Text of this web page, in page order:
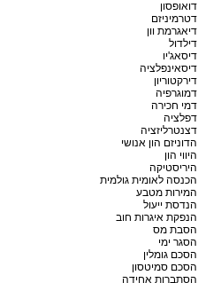
דואופסון
דטרמיניזם
דיאגרמת וון
דילדול
דיסאג'יו
דיסאינפלציה
דירקטוריון
דמוגרפיה
דמי חכירה
דפלציה
דצנטרליזציה
הדוניזם הון אנושי
היווי הון
היריסטיקה
הכנסה לאומית גולמית
המירות מטבע
הנדסת ייעול
הנפקת איגרות חוב
הסבת מס
הסגר ימי
הסכם גומלין
הסכם סמיטסון
הסתברות אחידה